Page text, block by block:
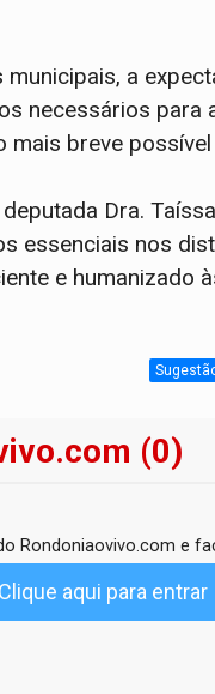
a
necessários para
mais breve
Dra.
essenciais nos
e humanizado
(0)
Rondoniaovivo.com e
Clique aqui para entrar